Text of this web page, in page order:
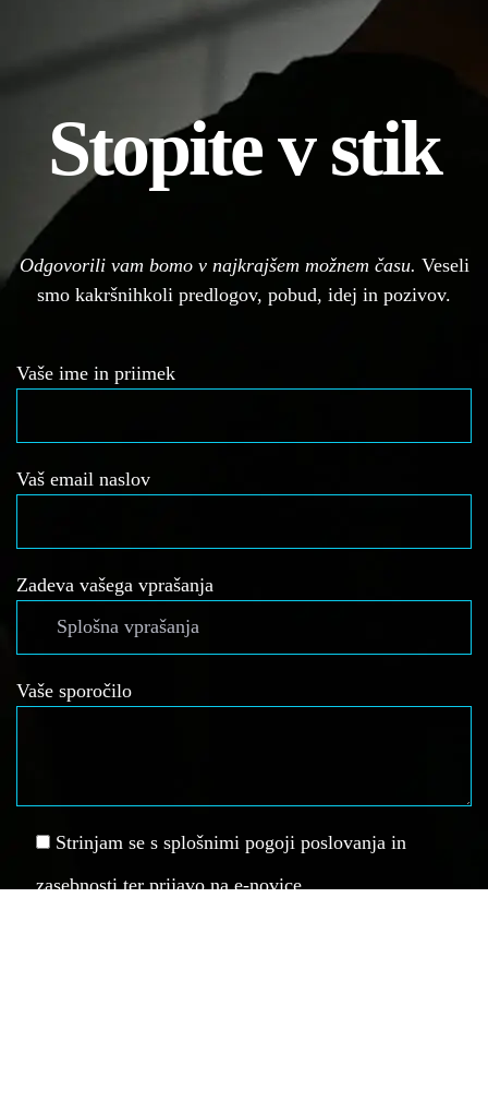
Stopite v stik
Odgovorili vam bomo v najkrajšem možnem času. Veseli
smo kakršnihkoli predlogov, pobud, idej in pozivov.
Vaše ime in priimek
Vaš email naslov
Zadeva vašega vprašanja
Vaše sporočilo
Strinjam se s splošnimi pogoji poslovanja in
zasebnosti ter prijavo na e-novice